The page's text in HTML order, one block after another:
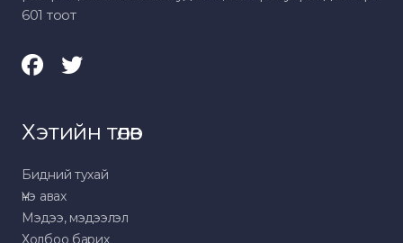
601 тоот
Хэтийн төлөв
Бидний тухай
Үнэ авах
Мэдээ, мэдээлэл